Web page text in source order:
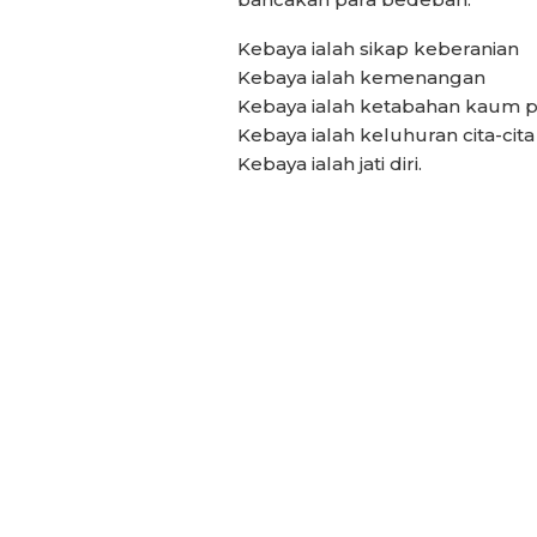
Kebaya ialah sikap keberanian
Kebaya ialah kemenangan
Kebaya ialah ketabahan kaum
Kebaya ialah keluhuran cita-cita
Kebaya ialah jati diri.